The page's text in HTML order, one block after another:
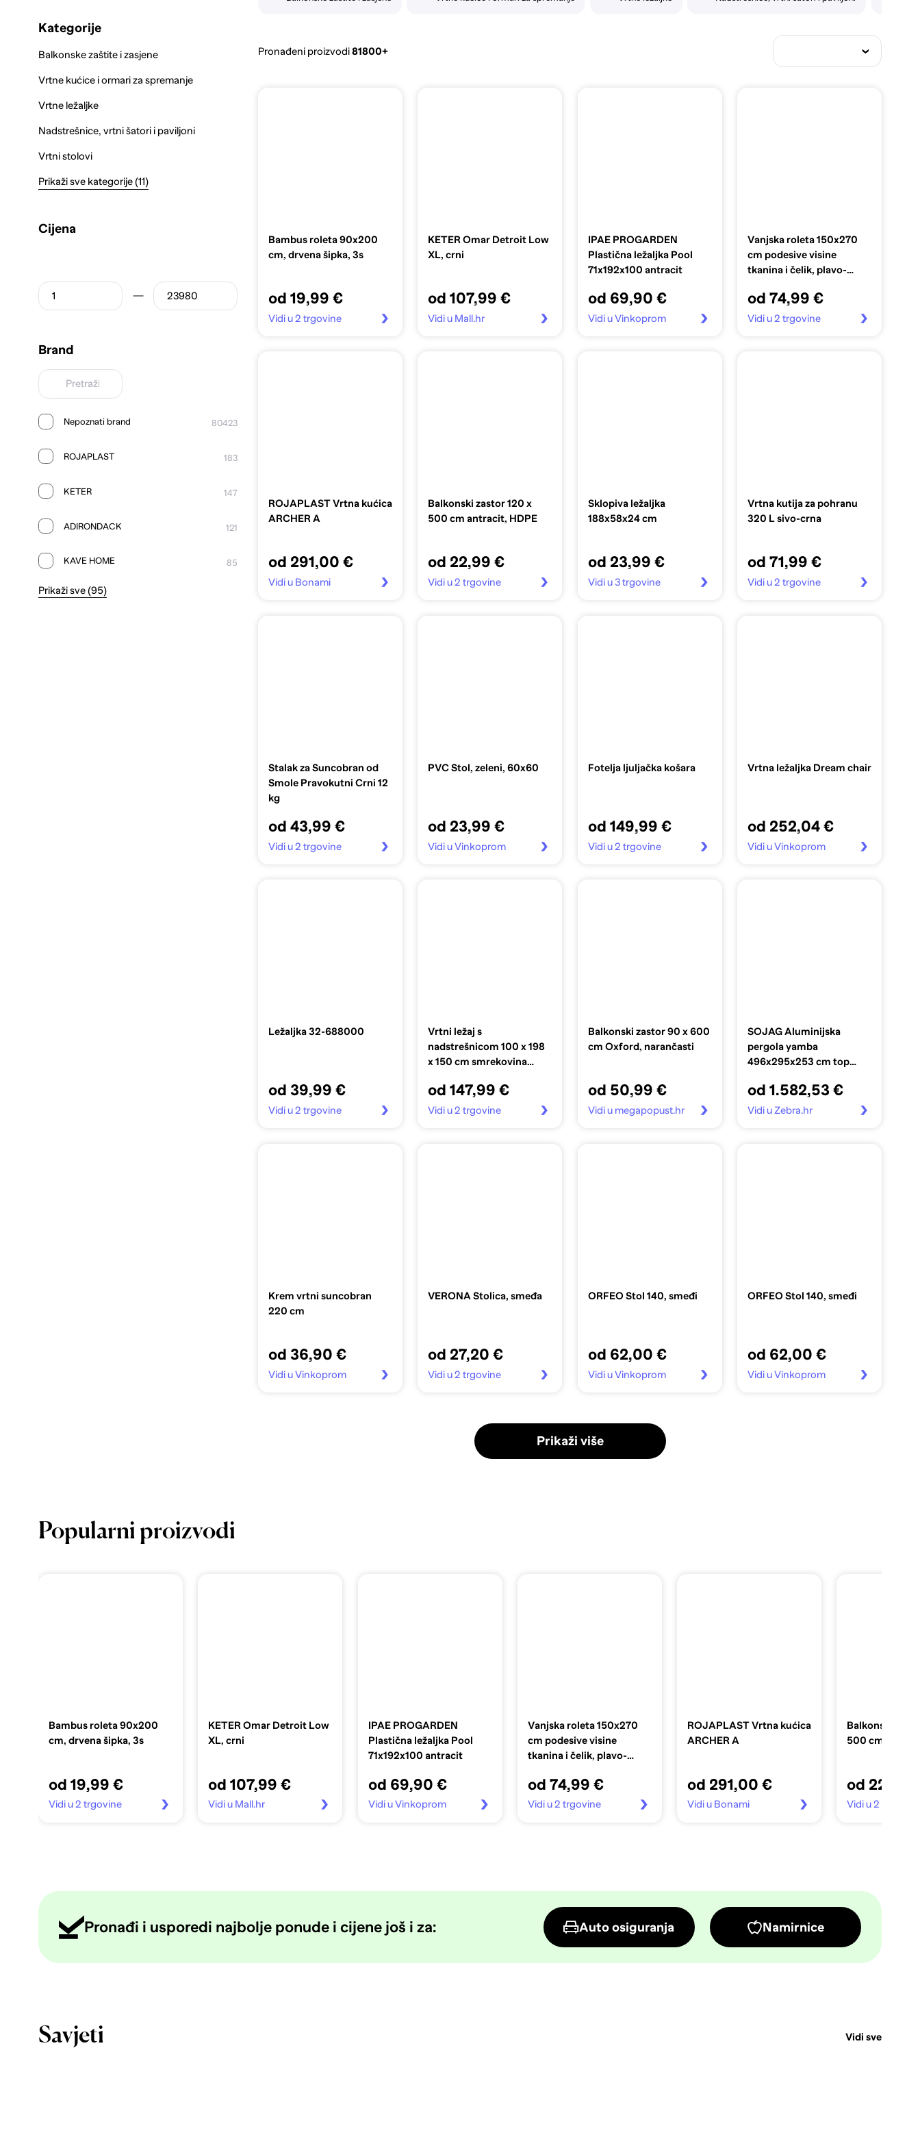
Kategorije
Balkonske zaštite i zasjene
Vrtne kućice i ormari za spremanje
Vrtne ležaljke
Nadstrešnice, vrtni šatori i paviljoni
Vrtni stolovi
Prikaži sve kategorije (11)
Cijena
Brand
Nepoznati brand 80423
ROJAPLAST 183
KETER 147
ADIRONDACK 121
KAVE HOME 85
Prikaži sve (95)
Pronađeni proizvodi81800+
Bambus roleta 90x200
cm, drvena šipka, 3s
od 19,99 €
Vidi u 2 trgovine
KETER Omar Detroit Low
XL, crni
od 107,99 €
Vidi u Mall.hr
IPAE PROGARDEN
Plastična ležaljka Pool
71x192x100 antracit
od 69,90 €
Vidi u Vinkoprom
Vanjska roleta 150x270
cm podesive visine
tkanina i čelik, plavo-
od 74,99 €
Vidi u 2 trgovine
ROJAPLAST Vrtna kućica
ARCHER A
od 291,00 €
Vidi u Bonami
Balkonski zastor 120 x
500 cm antracit, HDPE
od 22,99 €
Vidi u 2 trgovine
Sklopiva ležaljka
188x58x24 cm
od 23,99 €
Vidi u 3 trgovine
Vrtna kutija za pohranu
320 L sivo-crna
od 71,99 €
Vidi u 2 trgovine
Stalak za Suncobran od
Smole Pravokutni Crni 12
kg
od 43,99 €
Vidi u 2 trgovine
PVC Stol, zeleni, 60x60
od 23,99 €
Vidi u Vinkoprom
Fotelja ljuljačka košara
od 149,99 €
Vidi u 2 trgovine
Vrtna ležaljka Dream chair
od 252,04 €
Vidi u Vinkoprom
Ležaljka 32-688000
od 39,99 €
Vidi u 2 trgovine
Vrtni ležaj s
nadstrešnicom 100 x 198
x 150 cm smrekovina
od 147,99 €
Vidi u 2 trgovine
Balkonski zastor 90 x 600
cm Oxford, narančasti
od 50,99 €
Vidi u megapopust.hr
SOJAG Aluminijska
pergola yamba
496x295x253 cm top
od 1.582,53 €
Vidi u Zebra.hr
Krem vrtni suncobran
220 cm
od 36,90 €
Vidi u Vinkoprom
VERONA Stolica, smeđa
od 27,20 €
Vidi u 2 trgovine
ORFEO Stol 140, smeđi
od 62,00 €
Vidi u Vinkoprom
ORFEO Stol 140, smeđi
od 62,00 €
Vidi u Vinkoprom
Prikaži više
Popularni proizvodi
Bambus roleta 90x200
cm, drvena šipka, 3s
od 19,99 €
Vidi u 2 trgovine
KETER Omar Detroit Low
XL, crni
od 107,99 €
Vidi u Mall.hr
IPAE PROGARDEN
Plastična ležaljka Pool
71x192x100 antracit
od 69,90 €
Vidi u Vinkoprom
Vanjska roleta 150x270
cm podesive visine
tkanina i čelik, plavo-
od 74,99 €
Vidi u 2 trgovine
ROJAPLAST Vrtna kućica
ARCHER A
od 291,00 €
Vidi u Bonami
Balkonski
500 cm
od 22,99
Vidi u 2 trgovine
Pronađi i usporedi najbolje ponude i cijene još i za: Auto osiguranja Namirnice
Savjeti Vidi sve